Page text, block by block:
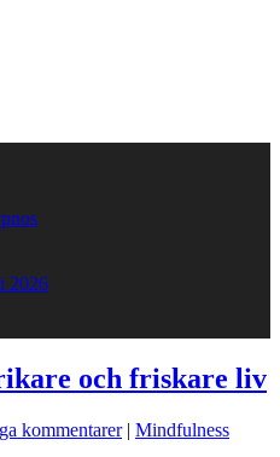
2026
och friskare liv
kommentarer| Mindfulness